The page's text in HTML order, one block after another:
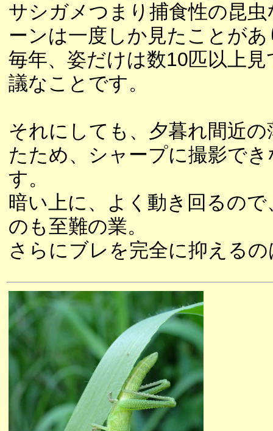
サシガメつまり捕食性の昆
ーンは一度しか見たことが
毎年、姿だけは数10匹以上
議なことです。
それにしても、夕暮れ間近
たため、シャープに撮影で
す。
暗い上に、よく動き回るの
のも至難の業。
さらにブレを完全に抑える